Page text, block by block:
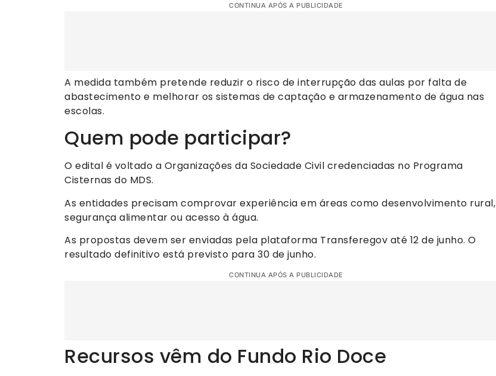
CONTINUA APÓS A PUBLICIDADE
A medida também pretende reduzir o risco de interrupção das aulas por falta de
abastecimento e melhorar os sistemas de captação e armazenamento de água nas
escolas.
Quem pode participar?
O edital é voltado a Organizações da Sociedade Civil credenciadas no Programa
Cisternas do MDS.
As entidades precisam comprovar experiência em áreas como desenvolvimento rural,
segurança alimentar ou acesso à água.
As propostas devem ser enviadas pela plataforma Transferegov até 12 de junho. O
resultado definitivo está previsto para 30 de junho.
CONTINUA APÓS A PUBLICIDADE
Recursos vêm do Fundo Rio Doce